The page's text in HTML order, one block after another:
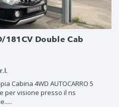
181CV Double Cab
Cabina 4WD AUTOCARRO 5
per visione presso il ns